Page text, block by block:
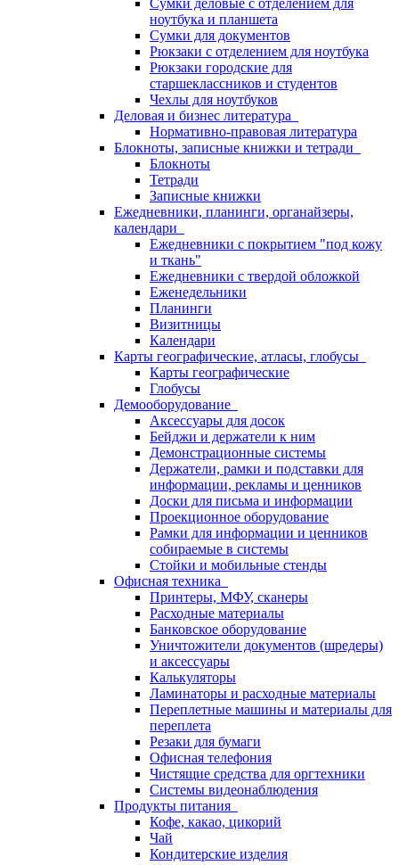
Сумки деловые с отделением для
ноутбука и планшета
Сумки для документов
Рюкзаки с отделением для ноутбука
Рюкзаки городские для
старшеклассников и студентов
Чехлы для ноутбуков
Деловая и бизнес литература
Нормативно-правовая литература
Блокноты, записные книжки и тетради
Блокноты
Тетради
Записные книжки
Ежедневники, планинги, органайзеры,
календари
Ежедневники с покрытием "под кожу
и ткань"
Ежедневники с твердой обложкой
Еженедельники
Планинги
Визитницы
Календари
Карты географические, атласы, глобусы
Карты географические
Глобусы
Демооборудование
Аксессуары для досок
Бейджи и держатели к ним
Демонстрационные системы
Держатели, рамки и подставки для
информации, рекламы и ценников
Доски для письма и информации
Проекционное оборудование
Рамки для информации и ценников
собираемые в системы
Стойки и мобильные стенды
Офисная техника
Принтеры, МФУ, сканеры
Расходные материалы
Банковское оборудование
Уничтожители документов (шредеры)
и аксессуары
Калькуляторы
Ламинаторы и расходные материалы
Переплетные машины и материалы для
переплета
Резаки для бумаги
Офисная телефония
Чистящие средства для оргтехники
Системы видеонаблюдения
Продукты питания
Кофе, какао, цикорий
Чай
Кондитерские изделия